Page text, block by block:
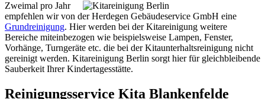
Zweimal pro Jahr
empfehlen wir von der Herdegen Gebäudeservice GmbH eine
Grundreinigung. Hier werden bei der Kitareinigung weitere
Bereiche miteinbezogen wie beispielsweise Lampen, Fenster,
Vorhänge, Turngeräte etc. die bei der Kitaunterhaltsreinigung nicht
gereinigt werden. Kitareinigung Berlin sorgt hier für gleichbleibende
Sauberkeit Ihrer Kindertagesstätte.
Reinigungsservice Kita Blankenfelde